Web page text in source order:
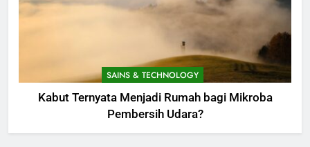
SAINS & TECHNOLOGY
Kabut Ternyata Menjadi Rumah bagi Mikroba
Pembersih Udara?